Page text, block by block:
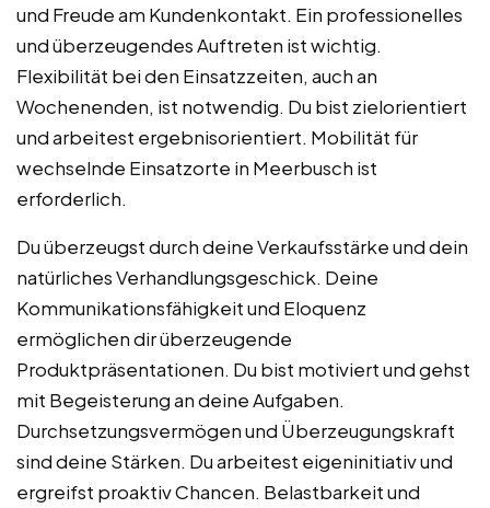
und Freude am Kundenkontakt. Ein professionelles
und überzeugendes Auftreten ist wichtig.
Flexibilität bei den Einsatzzeiten, auch an
Wochenenden, ist notwendig. Du bist zielorientiert
und arbeitest ergebnisorientiert. Mobilität für
wechselnde Einsatzorte in Meerbusch ist
erforderlich.
Du überzeugst durch deine Verkaufsstärke und dein
natürliches Verhandlungsgeschick. Deine
Kommunikationsfähigkeit und Eloquenz
ermöglichen dir überzeugende
Produktpräsentationen. Du bist motiviert und gehst
mit Begeisterung an deine Aufgaben.
Durchsetzungsvermögen und Überzeugungskraft
sind deine Stärken. Du arbeitest eigeninitiativ und
ergreifst proaktiv Chancen. Belastbarkeit und